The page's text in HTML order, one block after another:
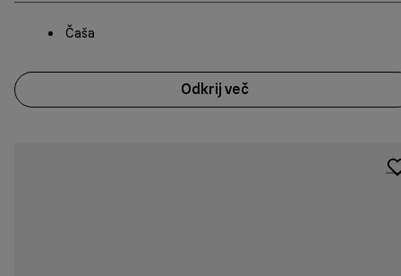
Čaša
Odkrij več